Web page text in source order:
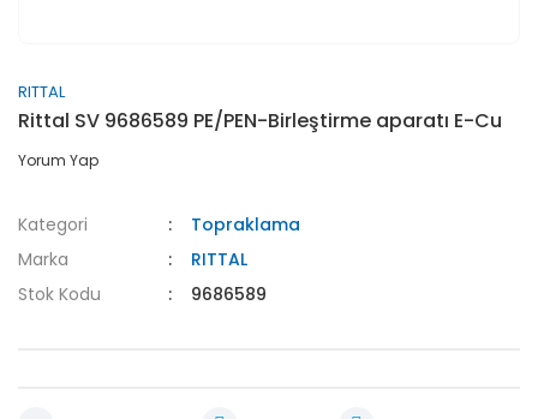
RITTAL
Rittal SV 9686589 PE/PEN-Birleştirme aparatı E-Cu
Yorum Yap
Kategori
Topraklama
Marka
RITTAL
Stok Kodu
9686589